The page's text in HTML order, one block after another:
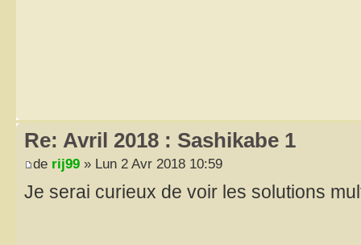
Re: Avril 2018 : Sashikabe 1
de rij99 » Lun 2 Avr 2018 10:59
Je serai curieux de voir les solutions